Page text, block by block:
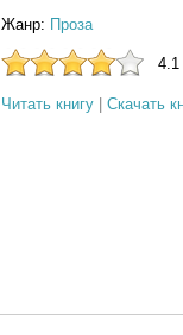
Жанр: Проза
4.1
Читать книгу| Скачать